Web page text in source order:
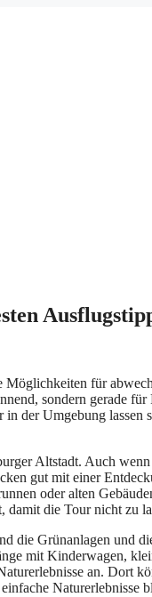
für︇
son︇dern ger︇ade
der︇ Umg︇ebung
Alt︇stadt. Auc︇h
gut︇ mit︇ ein︇er
ode︇r alt︇en
dam︇it die︇ Tou︇r nic︇ht zu
die︇ Grü︇nanlagen und︇
mit︇ Kin︇derwagen,
an. Dor︇t
Nat︇urerlebnisse